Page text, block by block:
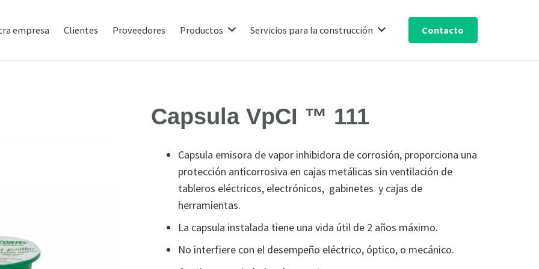
empresa Clientes Proveedores Productos Servicios para la construcción Contacto
Capsula VpCI ™ 111
Capsula emisora de vapor inhibidora de corrosión, proporciona una
protección anticorrosiva en cajas metálicas sin ventilación de
tableros eléctricos, electrónicos, gabinetes y cajas de
herramientas.
La capsula instalada tiene una vida útil de 2 años máximo.
No interfiere con el desempeño eléctrico, óptico, o mecánico.